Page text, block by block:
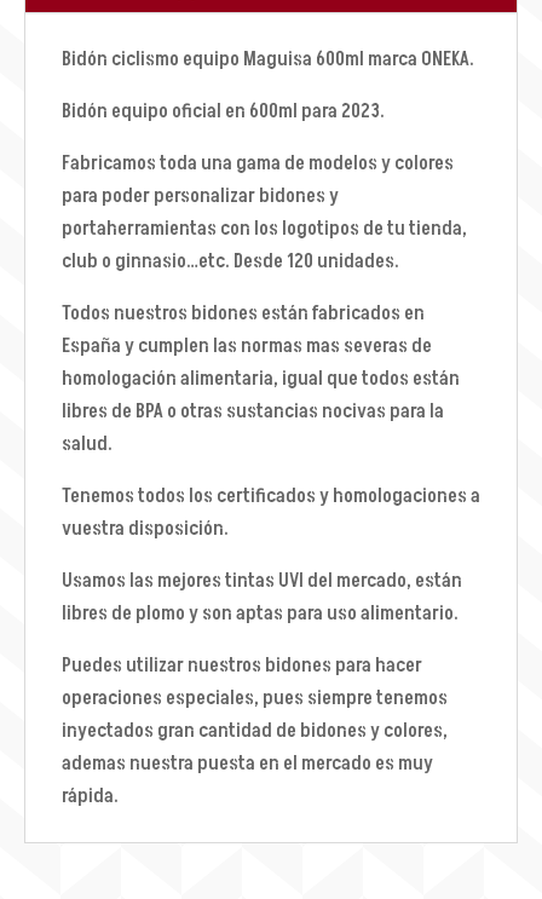
Bidón ciclismo equipo Maguisa 600ml marca ONEKA.
Bidón equipo oficial en 600ml para 2023.
Fabricamos toda una gama de modelos y colores
para poder personalizar bidones y
portaherramientas con los logotipos de tu tienda,
club o ginnasio…etc. Desde 120 unidades.
Todos nuestros bidones están fabricados en
España y cumplen las normas mas severas de
homologación alimentaria, igual que todos están
libres de BPA o otras sustancias nocivas para la
salud.
Tenemos todos los certificados y homologaciones a
vuestra disposición.
Usamos las mejores tintas UVI del mercado, están
libres de plomo y son aptas para uso alimentario.
Puedes utilizar nuestros bidones para hacer
operaciones especiales, pues siempre tenemos
inyectados gran cantidad de bidones y colores,
ademas nuestra puesta en el mercado es muy
rápida.